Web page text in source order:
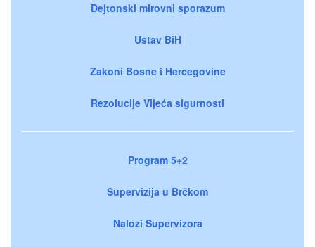
Dejtonski mirovni sporazum
Ustav BiH
Zakoni Bosne i Hercegovine
Rezolucije Vijeća sigurnosti
Program 5+2
Supervizija u Brčkom
Nalozi Supervizora